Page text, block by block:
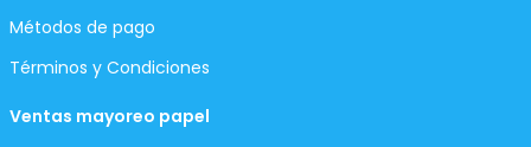
Métodos de pago
Términos y Condiciones
Ventas mayoreo papel